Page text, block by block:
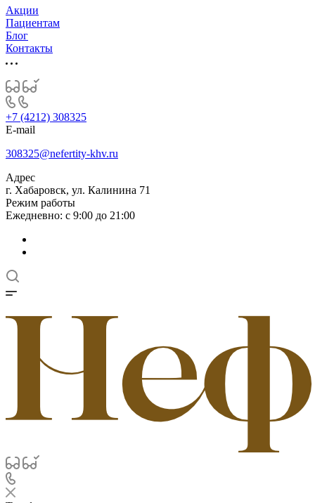
Акции
Пациентам
Блог
Контакты
+7 (4212) 308325
E-mail
308325@nefertity-khv.ru
Адрес
г. Хабаровск, ул. Калинина 71
Режим работы
Ежедневно: с 9:00 до 21:00